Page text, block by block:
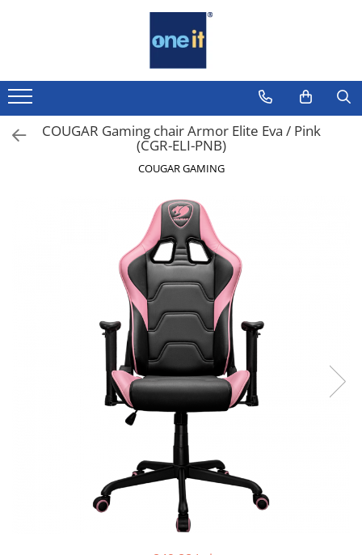
Laptop, Tablete & Telefoane
Laptop / Notebook
Notebook Consumer
Telefoane & accesorii
Smartphone IPhone
Sisteme Desktop & Monitoare
Gaming PC & Console
COUGAR Gaming chair Armor Elite Eva / Pink
(CGR-ELI-PNB)
COUGAR GAMING